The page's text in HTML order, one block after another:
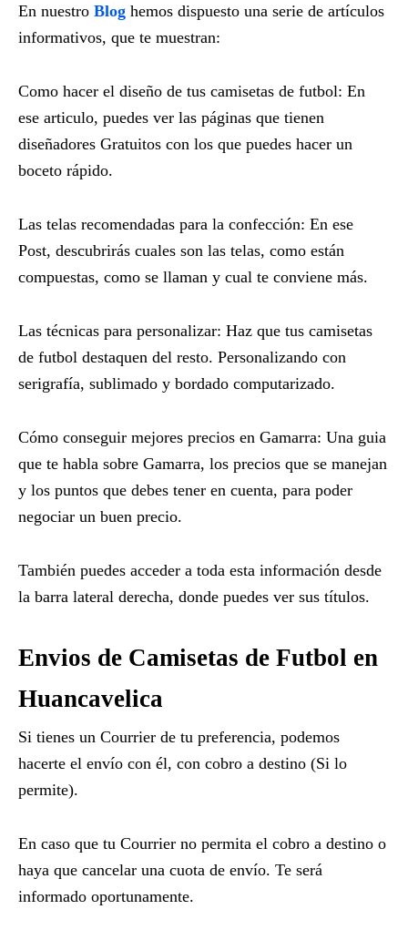
En nuestro Blog hemos dispuesto una serie de artículos
informativos, que te muestran:
Como hacer el diseño de tus camisetas de futbol: En
ese articulo, puedes ver las páginas que tienen
diseñadores Gratuitos con los que puedes hacer un
boceto rápido.
Las telas recomendadas para la confección: En ese
Post, descubrirás cuales son las telas, como están
compuestas, como se llaman y cual te conviene más.
Las técnicas para personalizar: Haz que tus camisetas
de futbol destaquen del resto. Personalizando con
serigrafía, sublimado y bordado computarizado.
Cómo conseguir mejores precios en Gamarra: Una guia
que te habla sobre Gamarra, los precios que se manejan
y los puntos que debes tener en cuenta, para poder
negociar un buen precio.
También puedes acceder a toda esta información desde
la barra lateral derecha, donde puedes ver sus títulos.
Envios de Camisetas de Futbol en
Huancavelica
Si tienes un Courrier de tu preferencia, podemos
hacerte el envío con él, con cobro a destino (Si lo
permite).
En caso que tu Courrier no permita el cobro a destino o
haya que cancelar una cuota de envío. Te será
informado oportunamente.